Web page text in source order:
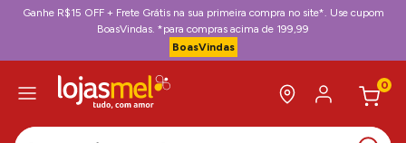
Ganhe R$15 OFF + Frete Grátis na sua primeira compra no site*. Use cupom
BoasVindas. *para compras acima de 199,99
BoasVindas
0
O que você procura?